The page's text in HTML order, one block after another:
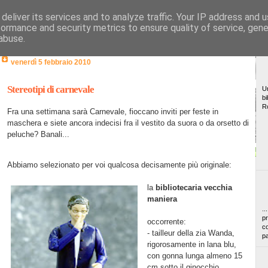
venerdì 5 febbraio 2010
Stereotipi di carnevale
Fra una settimana sarà Carnevale, fioccano inviti per feste in
maschera e siete ancora indecisi fra il vestito da suora o da orsetto di
peluche? Banali...
Abbiamo selezionato per voi qualcosa decisamente più originale:
la bibliotecaria vecchia
maniera
occorrente:
- tailleur della zia Wanda,
rigorosamente in lana blu,
con gonna lunga almeno 15
its services and to analyze traffic. Your IP address and
and security metrics to ensure quality of service,